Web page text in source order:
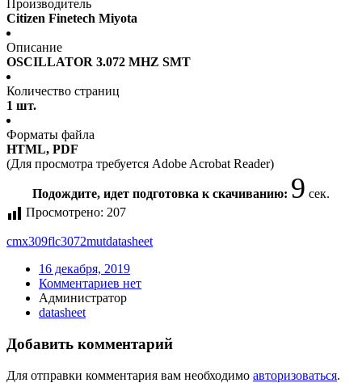
Производитель
Citizen Finetech Miyota
Описание
OSCILLATOR 3.072 MHZ SMT
Количество страниц
1 шт.
Форматы файла
HTML, PDF
(Для просмотра требуется Adobe Acrobat Reader)
Подождите, идет подготовка к скачиванию: 9 сек.
Просмотрено: 207
cmx309flc3072mutdatasheet
16 декабря, 2019
Комментариев нет
Администратор
datasheet
Добавить комментарий
Для отправки комментария вам необходимо авторизоваться.